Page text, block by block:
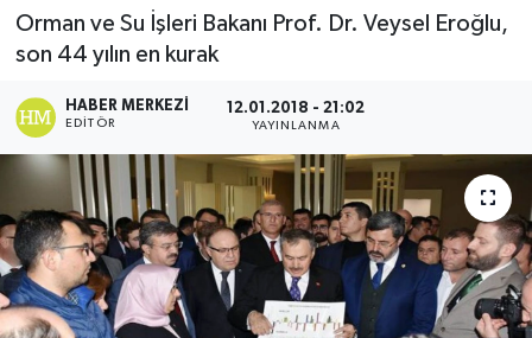
Orman ve Su İşleri Bakanı Prof. Dr. Veysel Eroğlu,
son 44 yılın en kurak
HABER MERKEZI
EDITÖR
12.01.2018 - 21:02
YAYINLANMA